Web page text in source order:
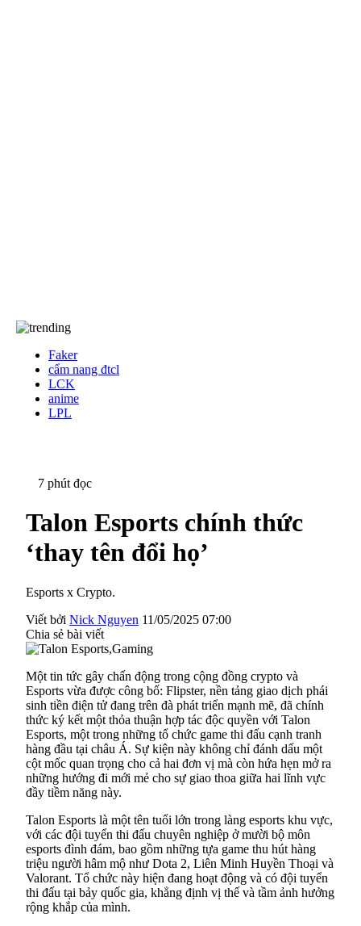
Faker
cẩm nang đtcl
LCK
anime
LPL
7 phút đọc
Talon Esports chính thức
‘thay tên đổi họ’
Esports x Crypto.
Viết bởi Nick Nguyen 11/05/2025 07:00
Chia sẻ bài viết
Một tin tức gây chấn động trong cộng đồng crypto và
Esports vừa được công bố: Flipster, nền tảng giao dịch phái
sinh tiền điện tử đang trên đà phát triển mạnh mẽ, đã chính
thức ký kết một thỏa thuận hợp tác độc quyền với Talon
Esports, một trong những tổ chức game thi đấu cạnh tranh
hàng đầu tại châu Á. Sự kiện này không chỉ đánh dấu một
cột mốc quan trọng cho cả hai đơn vị mà còn hứa hẹn mở ra
những hướng đi mới mẻ cho sự giao thoa giữa hai lĩnh vực
đầy tiềm năng này.
Talon Esports là một tên tuổi lớn trong làng esports khu vực,
với các đội tuyển thi đấu chuyên nghiệp ở mười bộ môn
esports đình đám, bao gồm những tựa game thu hút hàng
triệu người hâm mộ như Dota 2, Liên Minh Huyền Thoại và
Valorant. Tổ chức này hiện đang hoạt động và có đội tuyển
thi đấu tại bảy quốc gia, khẳng định vị thế và tầm ảnh hưởng
rộng khắp của mình.